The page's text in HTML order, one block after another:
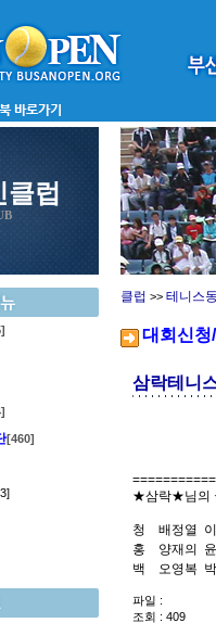
클럽
[460]
클럽 >> 테니스
대회신청
삼락테니
★삼락★님의
청 배정열 이
홍 양재의 윤
백 오영복 박
파일 :
조회 : 409